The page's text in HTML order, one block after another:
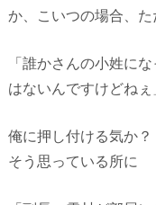
か、こいつの場合、た
「誰かさんの小姓に
はないんですけどねぇ
俺に押し付ける気か？
そう思っている所に